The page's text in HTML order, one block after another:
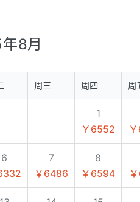
8月
周三 周四 周
1
￥6552
6
7
￥6486
8
￥6594